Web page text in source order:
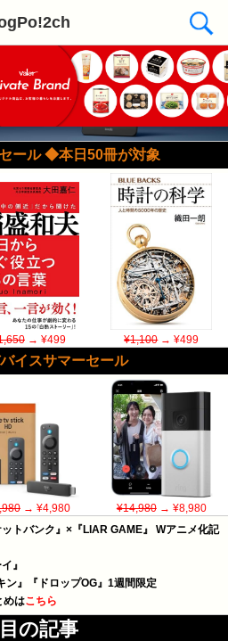
ール ◆本日50冊が対象
→ ¥499 ¥1,100→ ¥499
イスサマーセール
→ ¥4,980 ¥14,980→ ¥8,980
ットバンク』×『LIAR GAME』 Wアニメ化記
』
ン』『ドロップOG』1週間限定
めはこちら
の記事